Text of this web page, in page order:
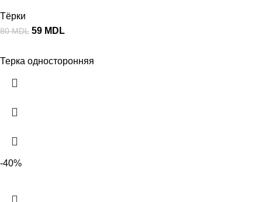
Тёрки
80MDL 59 MDL
Терка односторонняя
-40%